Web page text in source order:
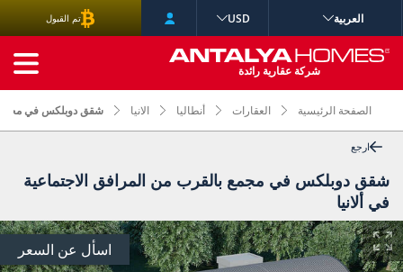
الصفحة الرئيسية العقارات أنطاليا الانيا شقق دوبلكس في مجمع
ارجع
شقق دوبلكس في مجمع بالقرب من المرافق الاجتماعية
في ألانيا
اسأل عن السعر
العربية USD تم القبول
شركة عقارية رائدةالبحث المتقدم